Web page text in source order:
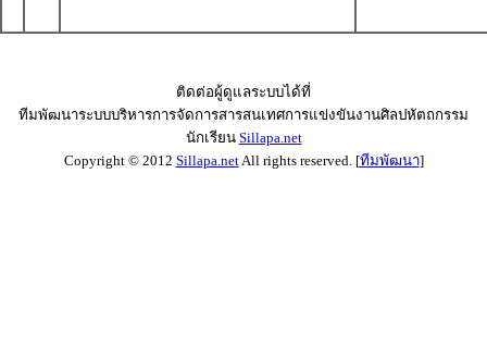
ติดต่อผู้ดูแลระบบได้ที่
ทีมพัฒนาระบบบริหารการจัดการสารสนเทศการแข่งขันงานศิลปหัตถกรรม
นักเรียน Sillapa.net
Copyright © 2012 Sillapa.netAll rights reserved. [ทีมพัฒนา]